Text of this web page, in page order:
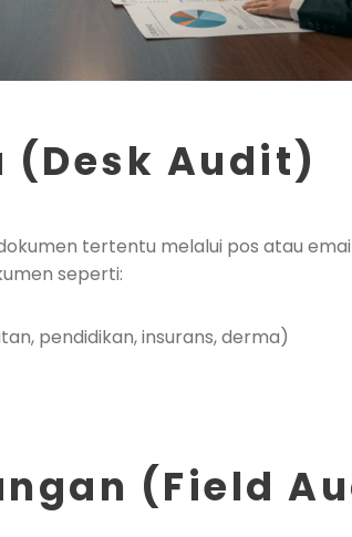
(Desk Audit)
tertentu melalui pos atau
seperti:
pendidikan, insurans, derma)
(Field